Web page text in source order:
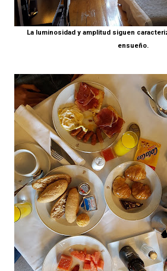
La luminosidad y amplitud siguen
ensueño.